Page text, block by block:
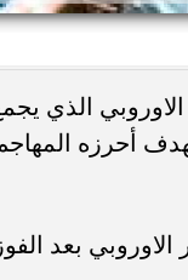
الذي
بهدف أحرزه
بعد